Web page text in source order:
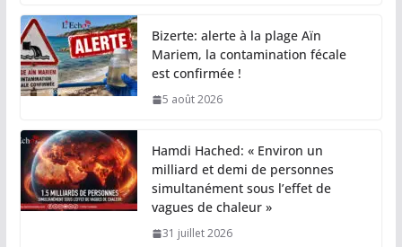
Bizerte: alerte à la plage Aïn
Mariem, la contamination fécale
est confirmée !
5 août 2026
Hamdi Hached: « Environ un
milliard et demi de personnes
simultanément sous l’effet de
vagues de chaleur »
31 juillet 2026